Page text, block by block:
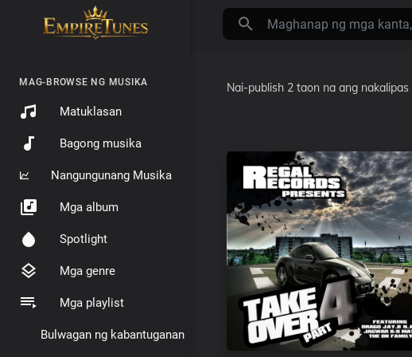
MAG-BROWSE NG MUSIKA
Matuklasan
Bagong musika
Nangungunang Musika
Mga album
Spotlight
Mga genre
Mga playlist
Bulwagan ng kabantuganan
Nai-publish 2 taon na ang nakalipas